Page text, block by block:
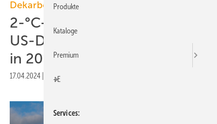
Dekarbonisierung
2-°C-Klimawandel: 38 Bio.
US-Dollar Schäden pro Jahr
in 2050
17.04.2024 Druckvorschau
Produkte
Kataloge
Premium
+E
Services